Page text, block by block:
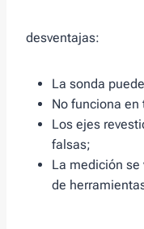
desventajas:
La sonda
No funciona
Los ejes
falsas;
La medición se
de